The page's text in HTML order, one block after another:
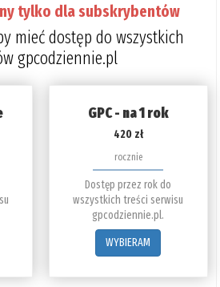
tylko dla subskrybentów
mieć dostęp do wszystkich
gpcodziennie.pl
GPC - na 1 rok
420 zł
rocznie
Dostęp przez rok do
wszystkich treści serwisu
gpcodziennie.pl.
WYBIERAM